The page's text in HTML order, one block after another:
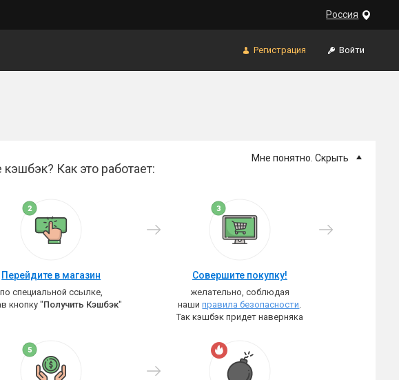
Россия
Регистрация Войти
Мне понятно. Скрыть
кэшбэк? Как это работает:
Перейдите в магазин
по специальной ссылке,
кнопку "Получить Кэшбэк"
Совершите покупку!
желательно, соблюдая
нашиправила безопасности.
Так кэшбэк придет наверняка